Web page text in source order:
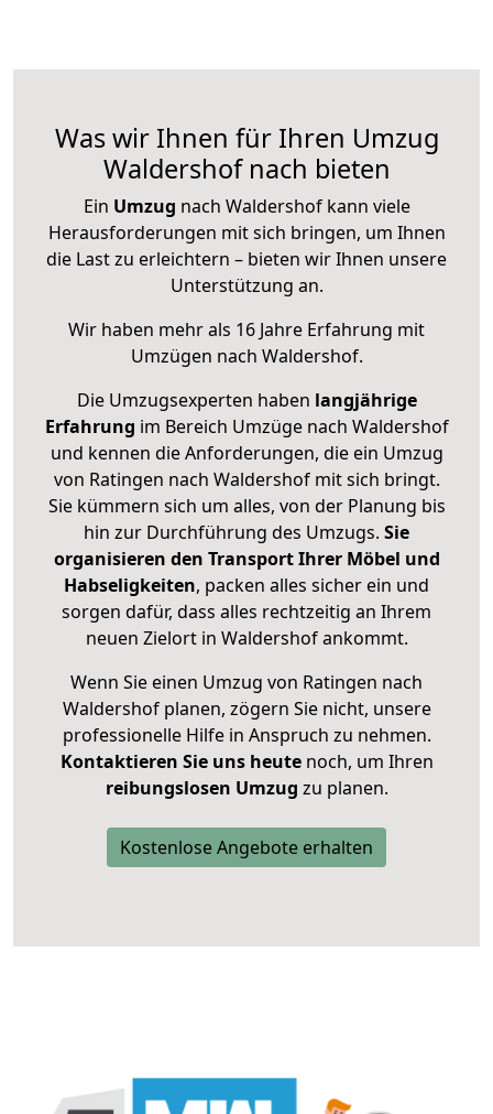
Was wir Ihnen für Ihren Umzug
Waldershof nach bieten
Ein Umzug nach Waldershof kann viele
Herausforderungen mit sich bringen, um Ihnen
die Last zu erleichtern – bieten wir Ihnen unsere
Unterstützung an.
Wir haben mehr als 16 Jahre Erfahrung mit
Umzügen nach Waldershof.
Die Umzugsexperten haben langjährige
Erfahrung im Bereich Umzüge nach Waldershof
und kennen die Anforderungen, die ein Umzug
von Ratingen nach Waldershof mit sich bringt.
Sie kümmern sich um alles, von der Planung bis
hin zur Durchführung des Umzugs. Sie
organisieren den Transport Ihrer Möbel und
Habseligkeiten, packen alles sicher ein und
sorgen dafür, dass alles rechtzeitig an Ihrem
neuen Zielort in Waldershof ankommt.
Wenn Sie einen Umzug von Ratingen nach
Waldershof planen, zögern Sie nicht, unsere
professionelle Hilfe in Anspruch zu nehmen.
Kontaktieren Sie uns heutenoch, um Ihren
reibungslosen Umzug zu planen.
Kostenlose Angebote erhalten